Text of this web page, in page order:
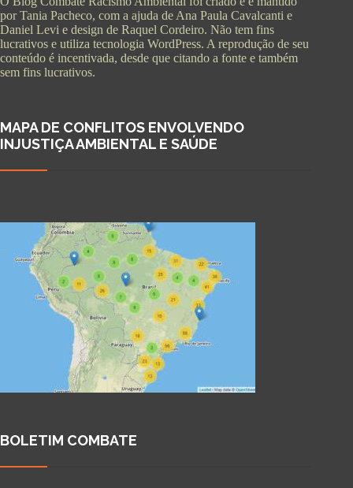
por Tania Pacheco, com a ajuda de Ana Paula Cavalcanti e
Daniel Levi e design de Raquel Cordeiro. Não tem fins
lucrativos e utiliza tecnologia WordPress. A reprodução de seu
conteúdo é incentivada, desde que citando a fonte e também
sem fins lucrativos.
MAPA DE CONFLITOS ENVOLVENDO
INJUSTIÇA AMBIENTAL E SAÚDE
BOLETIM COMBATE